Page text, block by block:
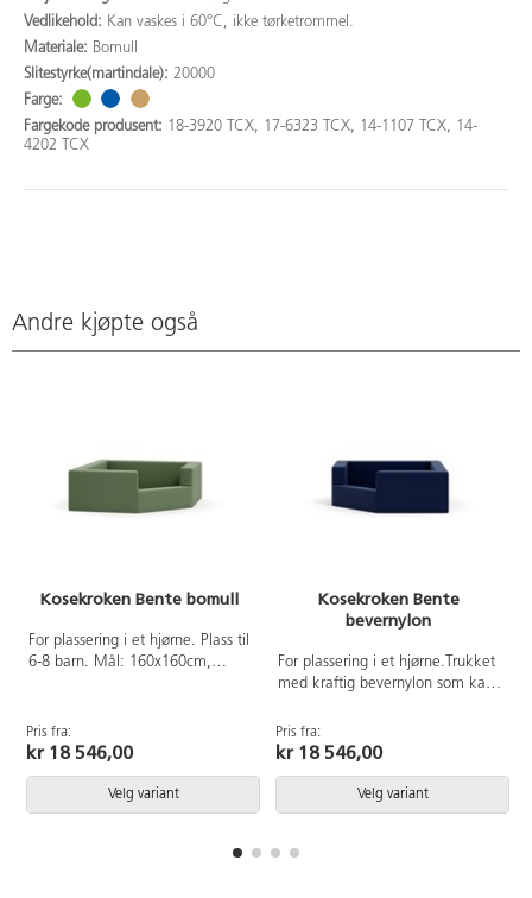
Vedlikehold: Kan vaskes i 60°C, ikke tørketrommel.
Materiale: Bomull
Slitestyrke(martindale): 20000
Farge:
Fargekode produsent: 18-3920 TCX, 17-6323 TCX, 14-1107 TCX, 14-
4202 TCX
Andre kjøpte også
Kosekroken Bente bomull
For plassering i et hjørne. Plass til
6-8 barn. Mål: 160x160cm,
Made in Green. Kan vaskes i
60°C, ikke tørketrommel.
Pris fra:
kr 18 546,00
Velg variant
Kosekroken Bente
bevernylon
For plassering i et hjørne.Trukket
med kraftig bevernylon som kan
Kaldskum. Mål: 160x160 cm,
høyde 55/45 cm.
Pris fra:
kr 18 546,00
Velg variant